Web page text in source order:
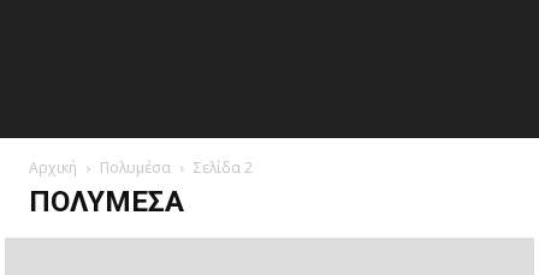
Αρχική Πολυμέσα Σελίδα 2
ΠΟΛΥΜΈΣΑ